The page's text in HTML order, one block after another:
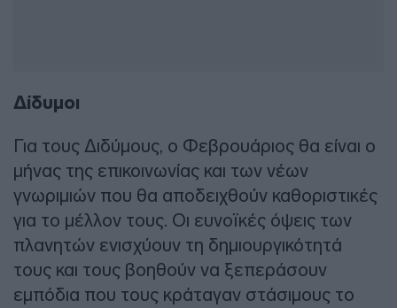
Δίδυμοι
Για τους Διδύμους, ο Φεβρουάριος θα είναι ο
μήνας της επικοινωνίας και των νέων
γνωριμιών που θα αποδειχθούν καθοριστικές
για το μέλλον τους. Οι ευνοϊκές όψεις των
πλανητών ενισχύουν τη δημιουργικότητά
τους και τους βοηθούν να ξεπεράσουν
εμπόδια που τους κράταγαν στάσιμους το